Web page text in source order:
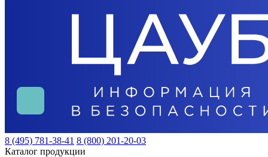
8 (495) 781-38-41 8 (800) 201-20-03
Каталог продукции